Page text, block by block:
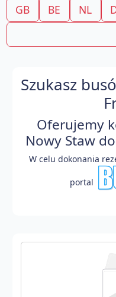
GB BE NL
Szukasz
Oferujemy
Nowy Staw
W celu dokonania
portal